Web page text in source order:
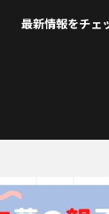
最新情報をチェ